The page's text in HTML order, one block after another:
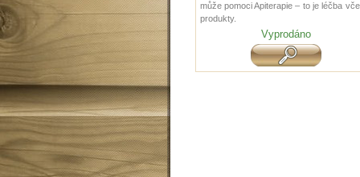
může pomoci Apiterapie – to je léčba
produkty.
Vyprodáno